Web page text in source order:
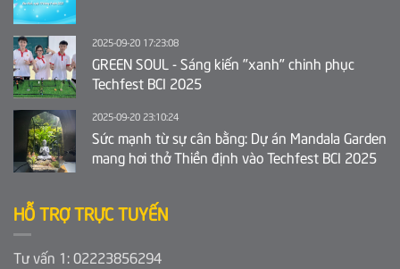
2025-09-20 17:23:08
GREEN SOUL - Sáng kiến "xanh" chinh phục
Techfest BCI 2025
2025-09-20 23:10:24
Sức mạnh từ sự cân bằng: Dự án Mandala Garden
mang hơi thở Thiền định vào Techfest BCI 2025
HỖ TRỢ TRỰC TUYẾN
Tư vấn 1: 02223856294